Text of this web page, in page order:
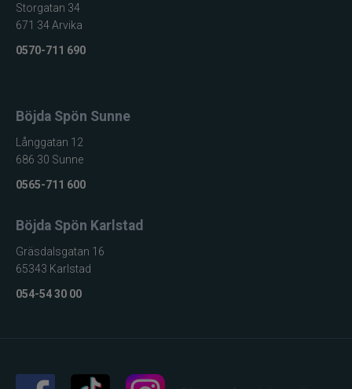
Storgatan 34
671 34 Arvika
0570-711 690
Böjda Spön Sunne
Långgatan 12
686 30 Sunne
0565-711 600
Böjda Spön Karlstad
Gräsdalsgatan 16
65343 Karlstad
054-54 30 00